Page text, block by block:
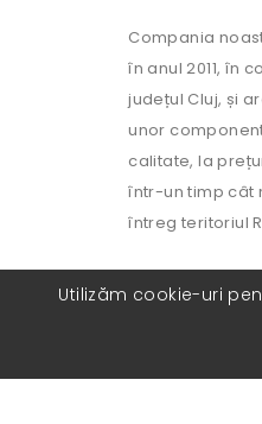
Compania
în anul 2011, în
județul Cluj, și
unor
calitate, la
într-un timp cât
întreg teritoriul
Utilizăm cookie-uri